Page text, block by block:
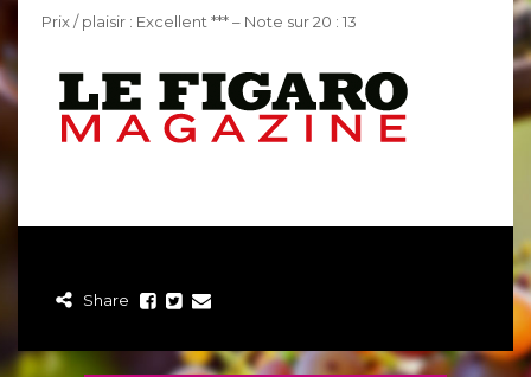
Prix / plaisir : Excellent *** – Note sur 20 : 13
Share